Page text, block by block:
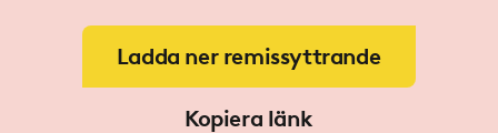
Ladda ner remissyttrande
Kopiera länk